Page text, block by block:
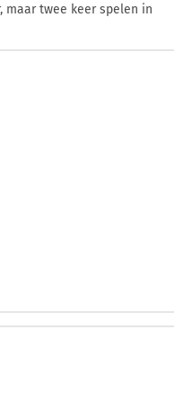
maar twee keer spelen in